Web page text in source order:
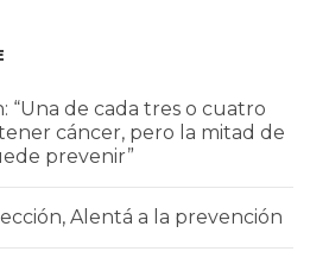
“Una de cada tres o cuatro
cáncer, pero la mitad de
prevenir”
Alentá a la prevención